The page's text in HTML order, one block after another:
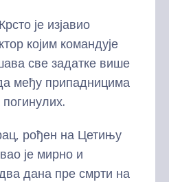
је изјавио
којим командује
све задатке више
међу припадницима
рођен на Цетињу
је мирно и
дана пре смрти на